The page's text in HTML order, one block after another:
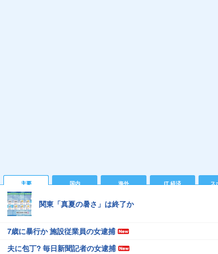
主要 国内 海外 IT 経済 ス
関東「真夏の暑さ」は終了か
7歳に暴行か 施設従業員の女逮捕
夫に包丁? 毎日新聞記者の女逮捕